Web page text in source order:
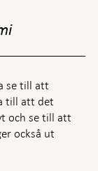
se till att
till att det
och se till att
också ut